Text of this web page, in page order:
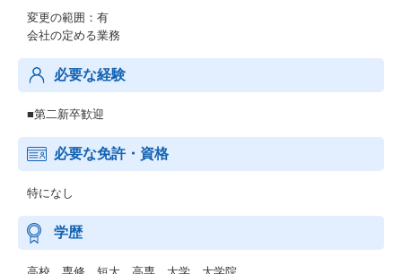
変更の範囲：有
会社の定める業務
必要な経験
■第二新卒歓迎
必要な免許・資格
特になし
学歴